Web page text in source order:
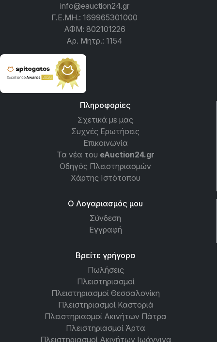
info@eauction24.gr
Γ.Ε.ΜΗ.: 169965301000
ΑΦΜ: 802101226
Αρ. Μητρ.: 1154
Πληροφορίες
Σχετικά με μας
Συχνές Ερωτήσεις
Επικοινωνία
Τα νέα του eAuction24.gr
Οδηγός Πλειστηριασμών
Χάρτης Ιστότοπου
Ο Λογαριασμός μου
Σύνδεση
Εγγραφή
Βρείτε γρήγορα
Πωλήσεις
Πλειστηριασμοί
Πλειστηριασμοί Θεσσαλονίκη
Πλειστηριασμοί Καστοριά
Πλειστηριασμοί Ακινήτων Πάτρα
Πλειστηριασμοί Άρτα
Πλειστηριασμοί Ακινήτων Ιωάννινα